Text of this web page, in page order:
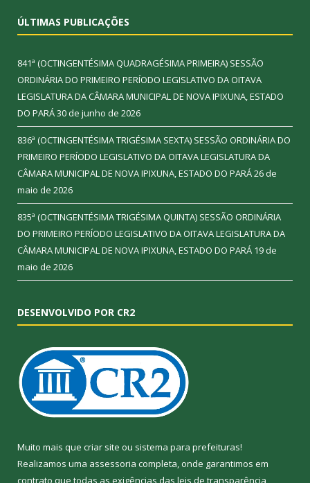
ÚLTIMAS PUBLICAÇÕES
841ª (OCTINGENTÉSIMA QUADRAGÉSIMA PRIMEIRA) SESSÃO
ORDINÁRIA DO PRIMEIRO PERÍODO LEGISLATIVO DA OITAVA
LEGISLATURA DA CÂMARA MUNICIPAL DE NOVA IPIXUNA, ESTADO
DO PARÁ30 de junho de 2026
836ª (OCTINGENTÉSIMA TRIGÉSIMA SEXTA) SESSÃO ORDINÁRIA DO
PRIMEIRO PERÍODO LEGISLATIVO DA OITAVA LEGISLATURA DA
CÂMARA MUNICIPAL DE NOVA IPIXUNA, ESTADO DO PARÁ26 de
maio de 2026
835ª (OCTINGENTÉSIMA TRIGÉSIMA QUINTA) SESSÃO ORDINÁRIA
DO PRIMEIRO PERÍODO LEGISLATIVO DA OITAVA LEGISLATURA DA
CÂMARA MUNICIPAL DE NOVA IPIXUNA, ESTADO DO PARÁ 19 de
maio de 2026
DESENVOLVIDO POR CR2
Muito mais que criar site ou sistema para prefeituras!
Realizamos uma assessoria completa, onde garantimos em
contrato que todas as exigências das leis de transparência